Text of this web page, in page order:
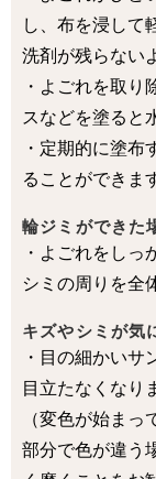
し、布を浸して
洗剤が残らない
・よごれを取り
スなどを塗ると
・定期的に塗布
ることができま
輪ジミができた
・よごれをし
シミの周りを全
キズやシミが気
・目の細かいサ
目立たなくなり
（変色が始ま
部分で色が違う